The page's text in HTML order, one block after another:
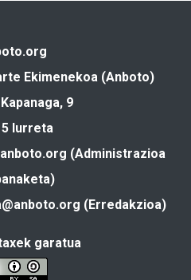
Ekimenekoa (Anboto)
9
Iurreta
(Administrazioa
(Erredakzioa)
garatua